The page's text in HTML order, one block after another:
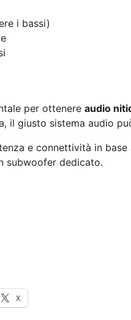
i bassi)
per ottenere audio
il giusto sistema audio
e connettività in base
subwoofer dedicato.
X